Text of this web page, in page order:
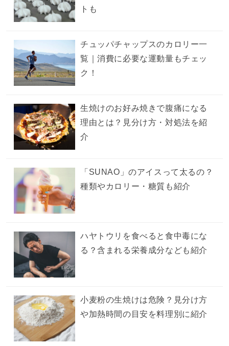
トも
チュッパチャップスのカロリー一
覧｜消費に必要な運動量もチェッ
ク！
生焼けのお好み焼きで腹痛になる
理由とは？見分け方・対処法を紹
介
「SUNAO」のアイスって太るの？
種類やカロリー・糖質も紹介
ハヤトウリを食べると食中毒にな
る？含まれる栄養成分なども紹介
小麦粉の生焼けは危険？見分け方
や加熱時間の目安を料理別に紹介